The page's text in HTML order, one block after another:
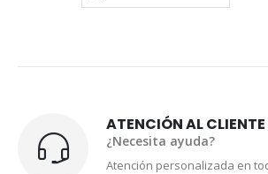
ATENCIÓN AL CLIENTE
¿Necesita ayuda?
Atención personalizada en